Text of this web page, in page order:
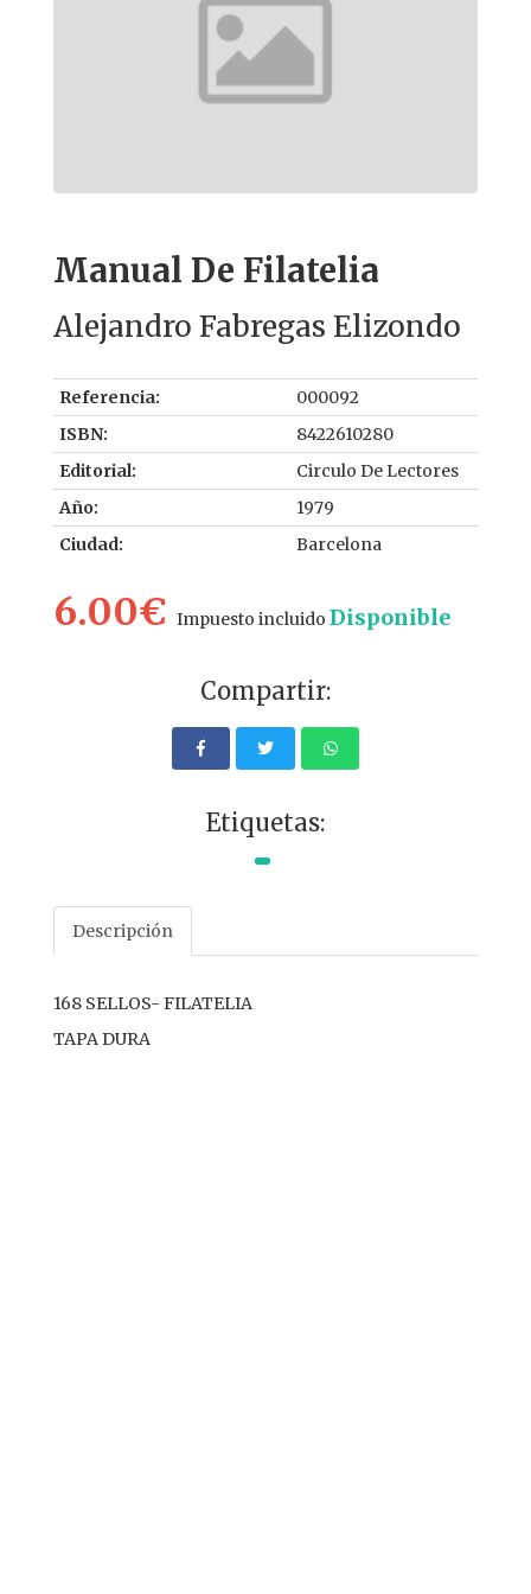
Manual De Filatelia
Alejandro Fabregas Elizondo
Referencia:
000092
ISBN:
8422610280
Editorial:
Circulo De Lectores
Año:
1979
Ciudad:
Barcelona
6.00€ Impuesto incluido Disponible
Compartir:
Etiquetas:
Descripción
168 SELLOS- FILATELIA
TAPA DURA